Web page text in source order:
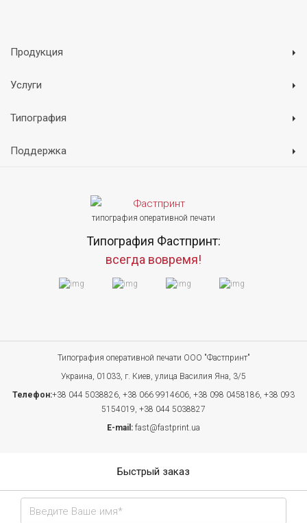
Продукция
Услуги
Типография
Поддержка
типография оперативной печати
Типография Фастпринт:
всегда вовремя!
Типография оперативной печати ООО "Фастпринт"
Украина, 01033, г. Киев, улица Василия Яна, 3/5
Телефон:+38 044 5038826, +38 066 9914606, +38 098 0458186, +38 093
5154019, +38 044 5038827
E-mail: fast@fastprint.ua
Быстрый заказ